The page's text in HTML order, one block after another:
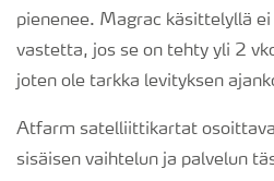
pienenee. Magrac käsittelyllä
vastetta, jos se on tehty yli 2
joten ole tarkka levityksen
Atfarm satelliittikartat
sisäisen vaihtelun ja palvelun